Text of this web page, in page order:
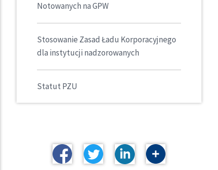
Notowanych na GPW
Stosowanie Zasad Ładu Korporacyjnego
dla instytucji nadzorowanych
Statut PZU